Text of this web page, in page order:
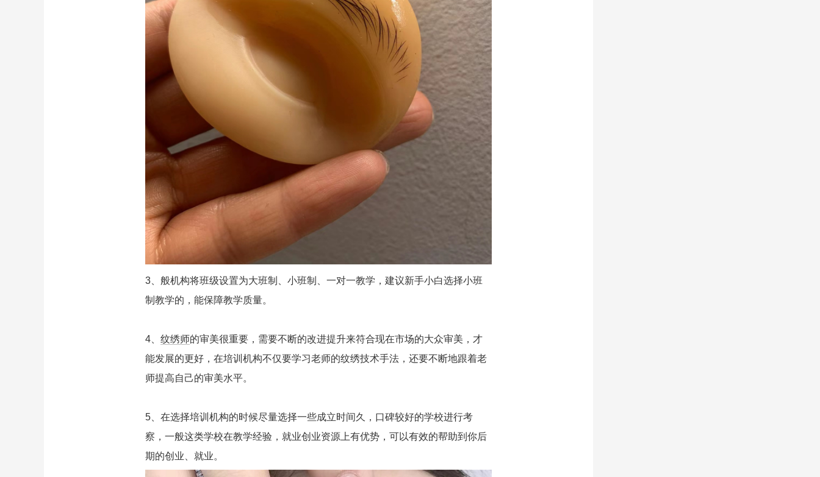
3、般机构将班级设置为大班制、小班制、一对一教学，建议新手小白选择小班
制教学的，能保障教学质量。
4、 纹绣师的审美很重要，需要不断的改进提升来符合现在市场的大众审美，才
能发展的更好，在培训机构不仅要学习老师的纹绣技术手法，还要不断地跟着老
师提高自己的审美水平。
5、在选择培训机构的时候尽量选择一些成立时间久，口碑较好的学校进行考
察，一般这类学校在教学经验，就业创业资源上有优势，可以有效的帮助到你后
期的创业、就业。